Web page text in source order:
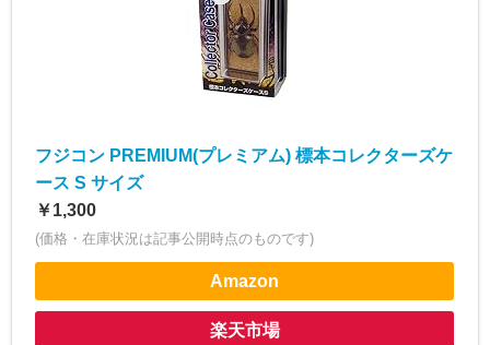
フジコン PREMIUM(プレミアム) 標本コレクターズケ
ース S サイズ
￥1,300
(価格・在庫状況は記事公開時点のものです)
Amazon
楽天市場